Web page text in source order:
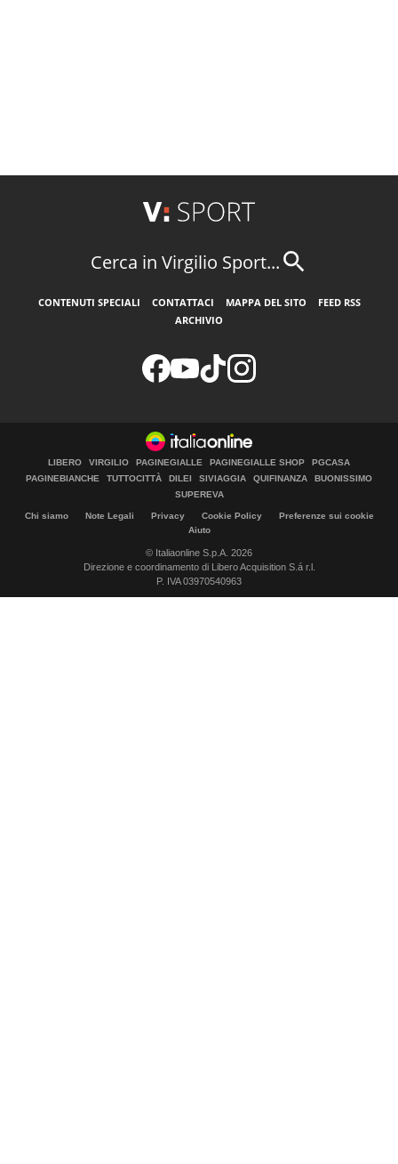
Cerca in Virgilio Sport...
CONTENUTI SPECIALI CONTATTACI MAPPA DEL SITO
FEED RSS
ARCHIVIO
LIBERO VIRGILIO PAGINEGIALLE PAGINEGIALLE SHOP
PGCASA
PAGINEBIANCHE
TUTTOCITTÀ DILEI SIVIAGGIA QUIFINANZA
BUONISSIMO
SUPEREVA
Chi siamo Note Legali Privacy Cookie Policy
Preferenze sui cookie
Aiuto
© Italiaonline S.p.A. 2026
Direzione e coordinamento di Libero Acquisition S.á r.l.
P. IVA 03970540963